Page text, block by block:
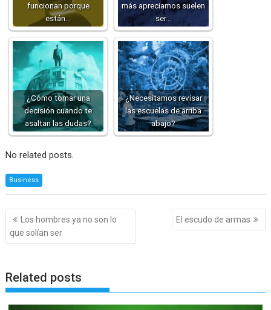
funcionan porque
están…
más apreciamos suelen
ser…
¿Cómo tomar una
decisión cuando te
asaltan las dudas?
¿Necesitamos revisar
las escuelas de arriba
abajo?
No related posts.
Business
Navegación
de
entradas
Los hombres ya no son lo
que solían ser
El escudo de armas
Related posts